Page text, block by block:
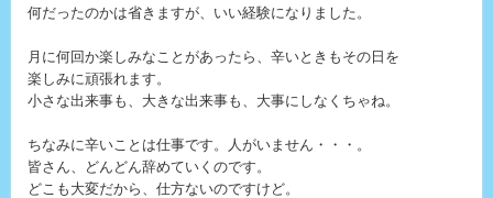
何だったのかは省きますが、いい経験になりました。
月に何回か楽しみなことがあったら、辛いときもその日を
楽しみに頑張れます。
小さな出来事も、大きな出来事も、大事にしなくちゃね。
ちなみに辛いことは仕事です。人がいません・・・。
皆さん、どんどん辞めていくのです。
どこも大変だから、仕方ないのですけど。